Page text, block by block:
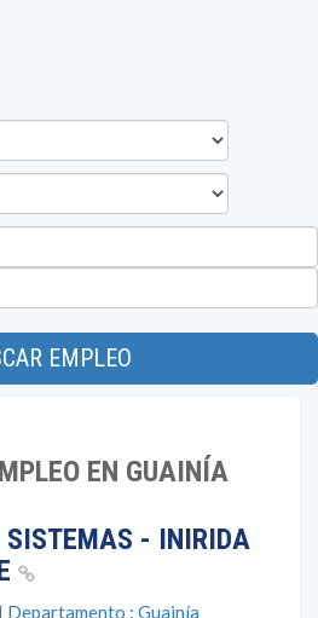
EMPLEO
EN GUAINÍA
SISTEMAS - INIRIDA
Departamento : Guainía